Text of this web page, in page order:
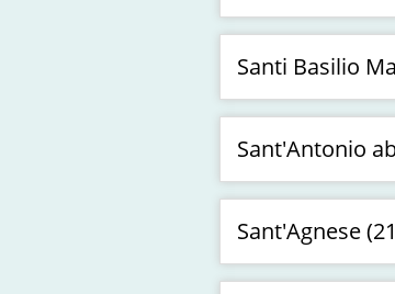
Santi Basilio
Sant'Antonio
Sant'Agnese